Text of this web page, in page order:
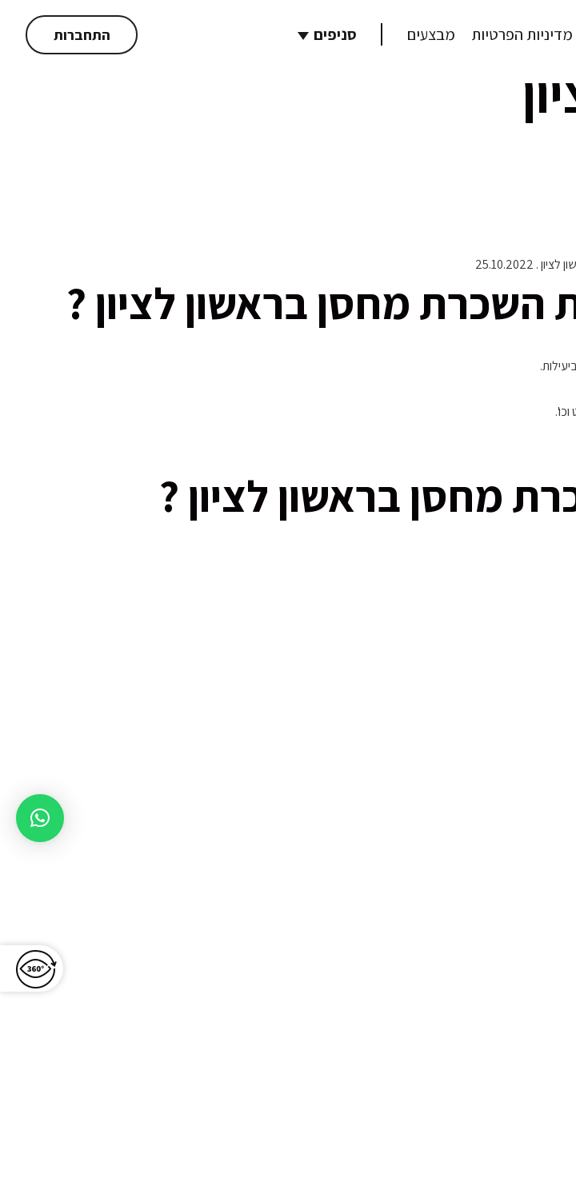
מדיניות הפרטיות מבצעים סניפים התחברות
מחסן בראשון לציון ?
מחסן בראשון לציון ?